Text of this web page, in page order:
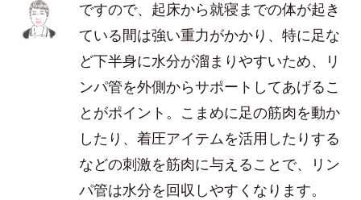
ですので、起床から就寝までの体が起き
ている間は強い重力がかかり、特に足な
ど下半身に水分が溜まりやすいため、リ
ンパ管を外側からサポートしてあげるこ
とがポイント。こまめに足の筋肉を動か
したり、着圧アイテムを活用したりする
などの刺激を筋肉に与えることで、リン
パ管は水分を回収しやすくなります。